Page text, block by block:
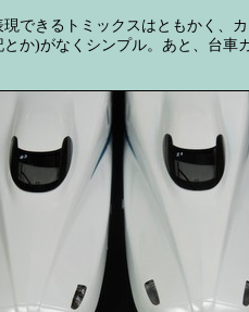
現できるトミックスはともかく、
とか)がなくシンプル。あと、台